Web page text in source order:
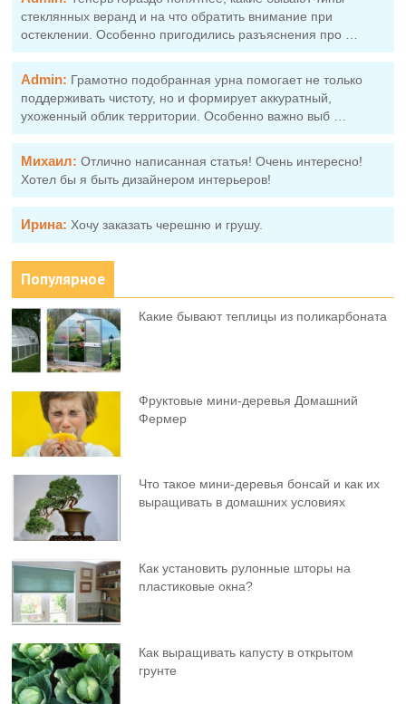
стеклянных веранд и на что обратить внимание при
остеклении. Особенно пригодились разъяснения про …
Admin: Грамотно подобранная урна помогает не только
поддерживать чистоту, но и формирует аккуратный,
ухоженный облик территории. Особенно важно выб …
Михаил: Отлично написанная статья! Очень интересно!
Хотел бы я быть дизайнером интерьеров!
Ирина: Хочу заказать черешню и грушу.
Популярное
Какие бывают теплицы из поликарбоната
Фруктовыe мини-деревья Домашний
Фермер
Что такое мини-деревья бонсай и как их
выращивать в домашних условиях
Как установить рулонные шторы на
пластиковые окна?
Как выращивать капусту в открытом
грунте